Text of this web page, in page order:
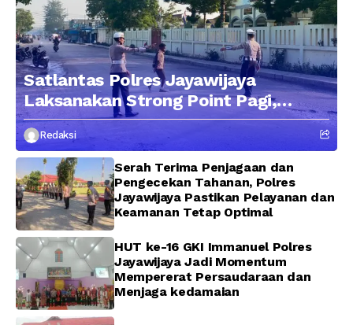
Satlantas Polres Jayawijaya
Laksanakan Strong Point Pagi,
Edukasi Pengendara dengan
Pendekatan Humanis
Redaksi
Serah Terima Penjagaan dan
Pengecekan Tahanan, Polres
Jayawijaya Pastikan Pelayanan dan
Keamanan Tetap Optimal
HUT ke-16 GKI Immanuel Polres
Jayawijaya Jadi Momentum
Mempererat Persaudaraan dan
Menjaga kedamaian